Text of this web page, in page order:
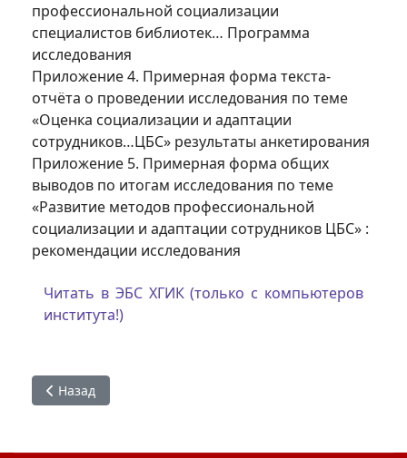
профессиональной социализации
специалистов библиотек… Программа
исследования
Приложение 4. Примерная форма текста-
отчёта о проведении исследования по теме
«Оценка социализации и адаптации
сотрудников…ЦБС» результаты анкетирования
Приложение 5. Примерная форма общих
выводов по итогам исследования по теме
«Развитие методов профессиональной
социализации и адаптации сотрудников ЦБС» :
рекомендации исследования
Читать в ЭБС ХГИК (только с компьютеров
института!)
Предыдущий: Экономика библиотечно-информационной
Назад